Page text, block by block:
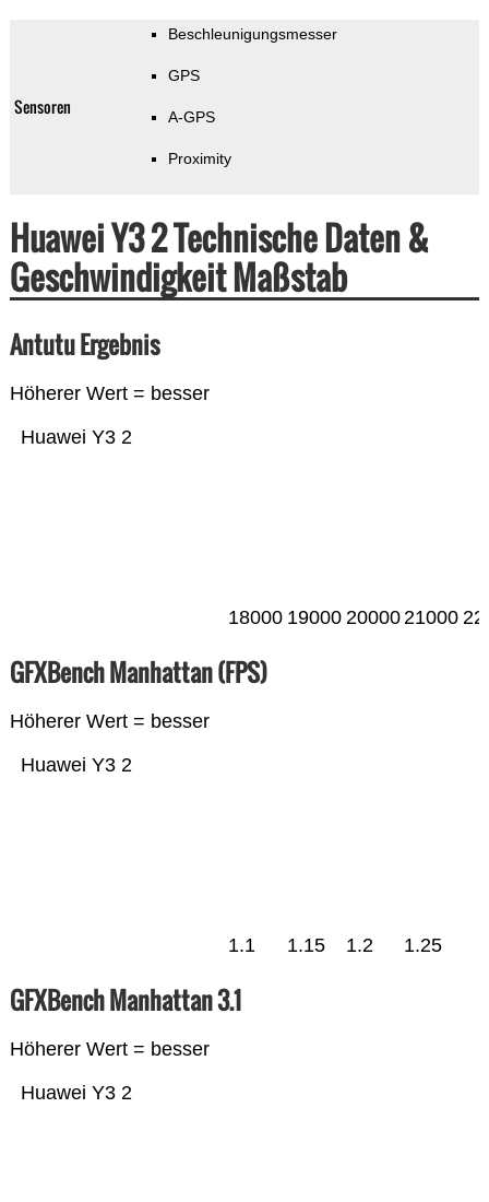
Sensoren
Beschleunigungsmesser
GPS
A-GPS
Proximity
Huawei Y3 2 Technische Daten &
Geschwindigkeit Maßstab
Antutu Ergebnis
Höherer Wert = besser
Huawei Y3 2
18000 19000 2000021000
GFXBench Manhattan (FPS)
Höherer Wert = besser
Huawei Y3 2
1.1 1.15 1.2 1.25
GFXBench Manhattan 3.1
Höherer Wert = besser
Huawei Y3 2